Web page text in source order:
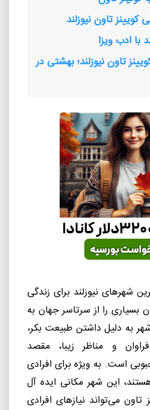
تاون نیوزلند
با ادب ویزا
تاون نیوزلند؛ بهشتی در
شهرهای نیوزلند برای زندگی
بسیاری را از سرتاسر جهان به
به دلیل داشتن طبیعت بکر،
و مناظر زیبا، مقصد
است. به ویژه برای افرادی
این شهر مکانی ایده آل
می‌تواند نیازهای افرادی